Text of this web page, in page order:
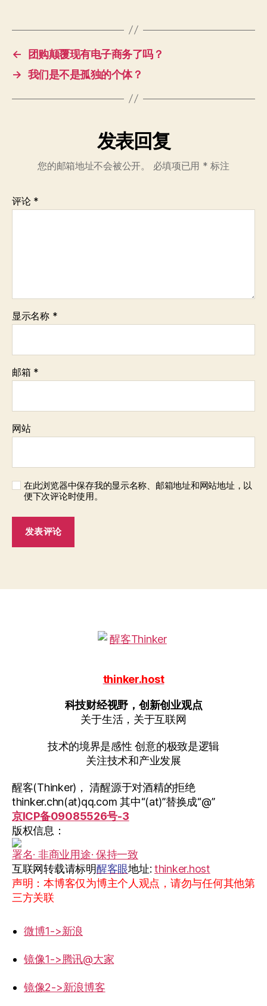
←
团购颠覆现有电子商务了吗？
→ 我们是不是孤独的个体？
发表回复
您的邮箱地址不会被公开。 必填项已用 * 标注
评论 *
显示名称 *
邮箱 *
网站
在此浏览器中保存我的显示名称、邮箱地址和网站地址，以
便下次评论时使用。
thinker.host
科技财经视野，创新创业观点
关于生活，关于互联网
技术的境界是感性 创意的极致是逻辑
关注技术和产业发展
醒客(Thinker)， 清醒源于对酒精的拒绝
thinker.chn(at)qq.com 其中“(at)”替换成“@”
京ICP备09085526号-3
版权信息：
署名· 非商业用途· 保持一致
互联网转载请标明醒客眼地址: thinker.host
声明：本博客仅为博主个人观点，请勿与任何其他第
三方关联
微博1->新浪
镜像1->腾讯@大家
镜像2->新浪博客